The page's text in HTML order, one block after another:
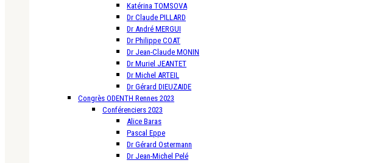
Katérina TOMSOVA
Dr Claude PILLARD
Dr André MERGUI
Dr Philippe COAT
Dr Jean-Claude MONIN
Dr Muriel JEANTET
Dr Michel ARTEIL
Dr Gérard DIEUZAIDE
Congrès ODENTH Rennes 2023
Conférenciers 2023
Alice Baras
Pascal Eppe
Dr Gérard Ostermann
Dr Jean-Michel Pelé